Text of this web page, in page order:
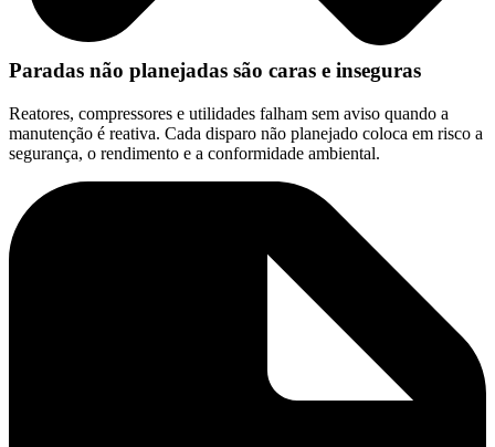
Paradas não planejadas são caras e inseguras
Reatores, compressores e utilidades falham sem aviso quando a
manutenção é reativa. Cada disparo não planejado coloca em risco a
segurança, o rendimento e a conformidade ambiental.